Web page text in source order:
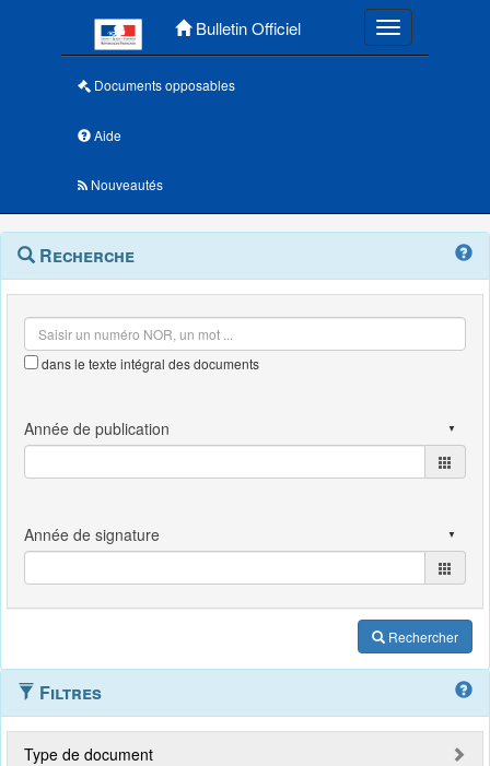
Bulletin Officiel Toggle
Documents opposables
Aide
Nouveautés
Navigation
outils
Menu
contextuel
Recherche
dans le texte intégral des documents
Rechercher
Filtres
Type de document